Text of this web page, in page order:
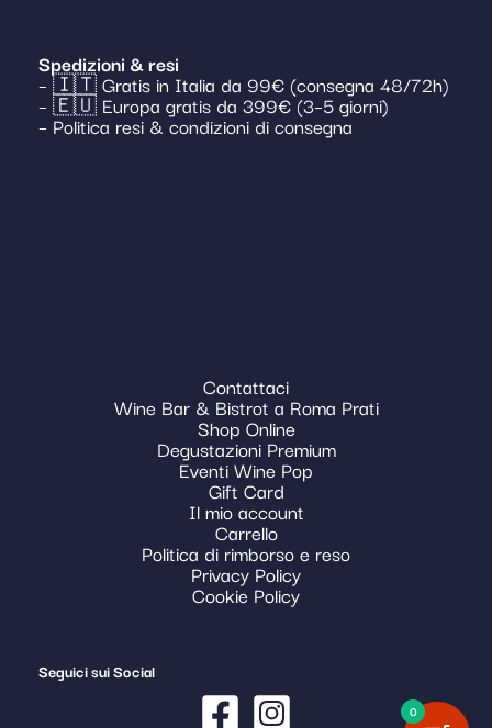
Spedizioni & resi
– 🇮🇹 Gratis in Italia da 99€ (consegna 48/72h)
– 🇪🇺 Europa gratis da 399€ (3–5 giorni)
– Politica resi & condizioni di consegna
Contattaci
Wine Bar & Bistrot a Roma Prati
Shop Online
Degustazioni Premium
Eventi Wine Pop
Gift Card
Il mio account
Carrello
Politica di rimborso e reso
Privacy Policy
Cookie Policy
Seguici sui Social
0